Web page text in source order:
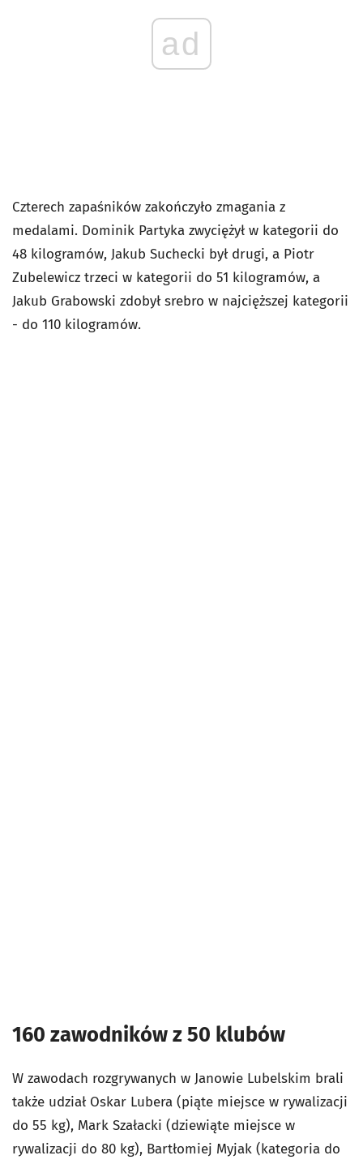
ad
Czterech zapaśników zakończyło zmagania z
medalami. Dominik Partyka zwyciężył w kategorii do
48 kilogramów, Jakub Suchecki był drugi, a Piotr
Zubelewicz trzeci w kategorii do 51 kilogramów, a
Jakub Grabowski zdobył srebro w najcięższej kategorii
- do 110 kilogramów.
160 zawodników z 50 klubów
W zawodach rozgrywanych w Janowie Lubelskim brali
także udział Oskar Lubera (piąte miejsce w rywalizacji
do 55 kg), Mark Szałacki (dziewiąte miejsce w
rywalizacji do 80 kg), Bartłomiej Myjak (kategoria do